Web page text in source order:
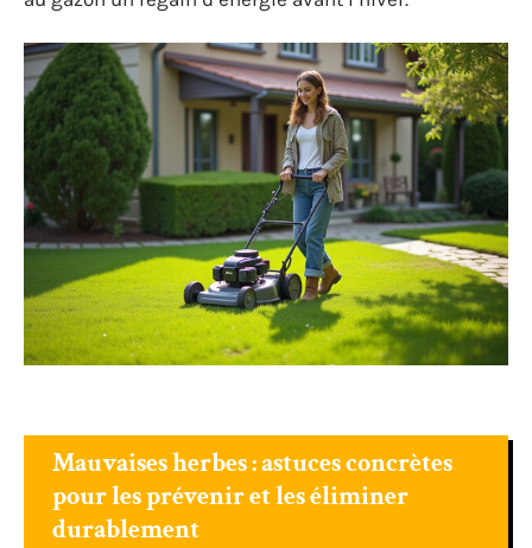
Mauvaises herbes : astuces concrètes
pour les prévenir et les éliminer
durablement